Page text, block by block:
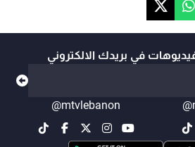
في بريدك الالكتروني
@mtvlebanon